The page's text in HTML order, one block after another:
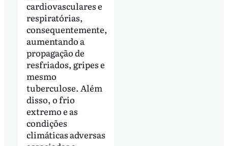
cardiovasculares e
respiratórias,
consequentemente,
aumentando a
propagação de
resfriados, gripes e
mesmo
tuberculose. Além
disso, o frio
extremo e as
condições
climáticas adversas